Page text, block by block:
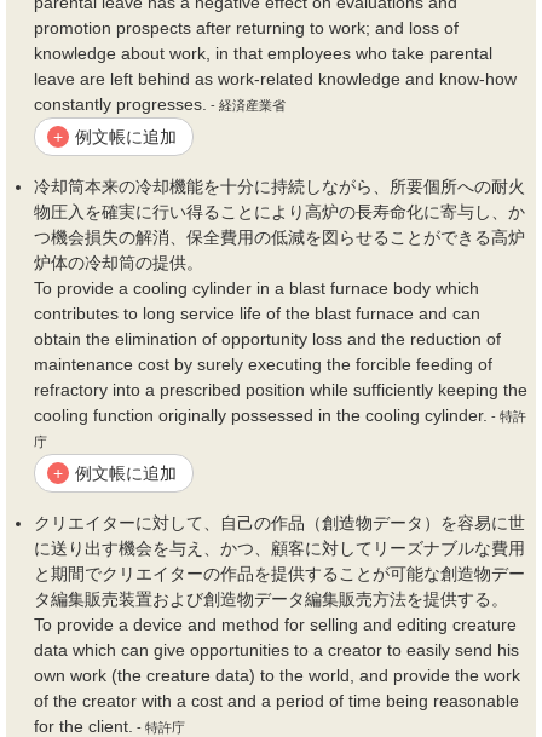
promotion prospects after returning to work; and loss of
knowledge about work, in that employees who take parental
leave are left behind as work-related knowledge and know-how
constantly progresses. - 経済産業省
+ 例文帳に追加
冷却筒本来の冷却機能を十分に持続しながら、所要個所への耐火
物圧入を確実に行い得ることにより高炉の長寿命化に寄与し、か
つ機会損失の解消、保全費用の低減を図らせることができる高炉
炉体の冷却筒の提供。
To provide a cooling cylinder in a blast furnace body which
contributes to long service life of the blast furnace and can
obtain the elimination of opportunity loss and the reduction of
maintenance cost by surely executing the forcible feeding of
refractory into a prescribed position while sufficiently keeping the
cooling function originally possessed in the cooling cylinder. - 特許
庁
+ 例文帳に追加
クリエイターに対して、自己の作品（創造物データ）を容易に世
に送り出す機会を与え、かつ、顧客に対してリーズナブルな費用
と期間でクリエイターの作品を提供することが可能な創造物デー
タ編集販売装置および創造物データ編集販売方法を提供する。
To provide a device and method for selling and editing creature
data which can give opportunities to a creator to easily send his
own work (the creature data) to the world, and provide the work
of the creator with a cost and a period of time being reasonable
for the client. - 特許庁